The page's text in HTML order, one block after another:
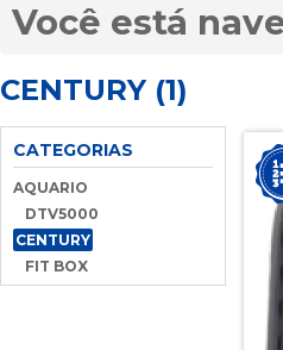
CENTURY (1)
CATEGORIAS
AQUARIO
DTV5000
CENTURY
FIT BOX